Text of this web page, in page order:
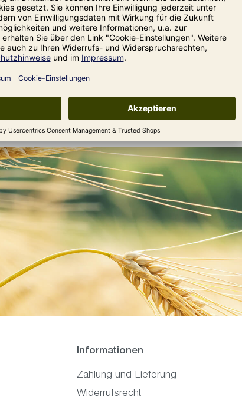
Unser schwäbisches Bauerbrot
Informationen
Zahlung und Lieferung
Widerrufsrecht